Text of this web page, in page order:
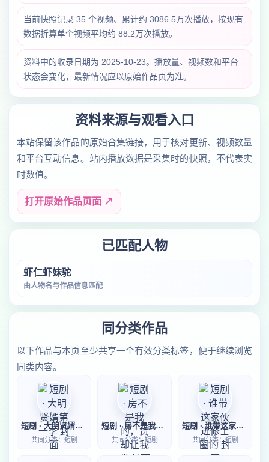
当前快照记录 35 个视频、累计约 3086.5万次播放，按现有
数据折算单个视频平均约 88.2万次播放。
资料中的收录日期为 2025-10-23。播放量、视频数和平台
状态会变化，最新情况应以原始作品页为准。
资料来源与观看入口
本站保留该作品的原始合集链接，用于核对更新、视频数量
和平台互动信息。站内播放数据是采集时的快照，不代表实
时数值。
打开原始作品页面 ↗
已匹配人物
虾仁虾妹驼
由人物名与作品信息匹配
同分类作品
以下作品与本页至少共享一个有效分类标签，便于继续浏览
同类内容。
短剧 · 大明贤婿第一季
共同分类：短剧
短剧 · 房不是我的，贷却让我背
共同分类：短剧
短剧 · 谁带这家伙进修士圈的
共同分类：短剧